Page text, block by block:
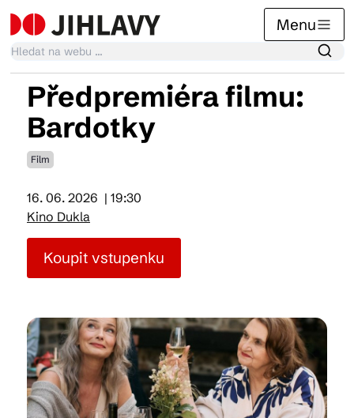
Menu
Kalendář akcí
Tradiční akce
Články
Praktické info
Kam vyrazit
Předpremiéra filmu:
Bardotky
Film
16. 06. 2026 | 19:30
Kino Dukla
Koupit vstupenku